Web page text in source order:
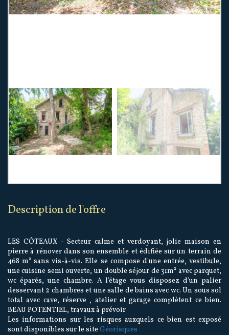
description de l'offre
LES CÔTEAUX - Secteur calme et verdoyant, jolie maison en
pierre à rénover dans son ensemble et édifiée sur un terrain de
468 m² sans vis-à-vis. Elle se compose d'une entrée, vestibule,
une cuisine semi ouverte, un double séjour de 31m² avec parquet,
wc éparés, une chambre. A l'étage vous disposez d'un palier
desservant 2 chambres et une salle de bains avec wc. Un sous sol
total avec cave, réserve , atelier et garage complètent ce bien.
BEAU POTENTIEL, travaux à prévoir
Les informations sur les risques auxquels ce bien est exposé
sont disponibles sur le site Géorisques